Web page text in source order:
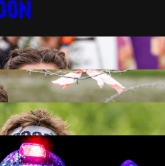
3 KM+
6 KM+
12 KM+
6 KM+